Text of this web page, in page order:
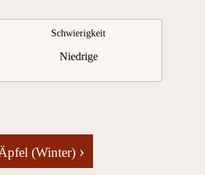
Schwierigkeit
Niedrige
(Winter) ›